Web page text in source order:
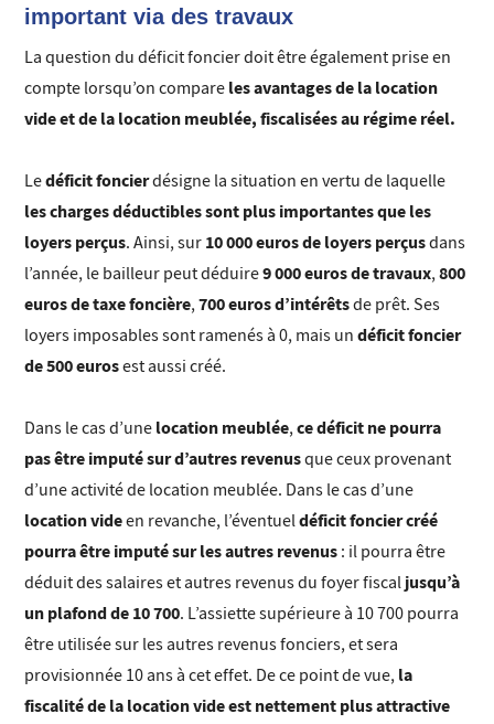
important via des travaux
La question du déficit foncier doit être également prise en
compte lorsqu’on compare les avantages de la location
vide et de la location meublée, fiscalisées au régime réel.
Ledéficit foncierdésigne la situation en vertu de laquelle
les charges déductibles sont plus importantes que les
loyers perçus. Ainsi, sur 10 000 euros de loyers perçusdans
l’année, le bailleur peut déduire9 000 euros de travaux,800
euros de taxe foncière,700 euros d’intérêtsde prêt. Ses
loyers imposables sont ramenés à 0, mais undéficit foncier
de 500 eurosest aussi créé.
Dans le cas d’une location meublée,ce déficit ne pourra
pas être imputé sur d’autres revenusque ceux provenant
d’une activité de location meublée. Dans le cas d’une
location videen revanche, l’éventueldéficit foncier créé
pourra être imputé sur les autres revenus : il pourra être
déduit des salaires et autres revenus du foyer fiscal jusqu’à
un plafond de 10 700. L’assiette supérieure à 10 700 pourra
être utilisée sur les autres revenus fonciers, et sera
provisionnée 10 ans à cet effet. De ce point de vue, la
fiscalité de la location vide est nettement plus attractive